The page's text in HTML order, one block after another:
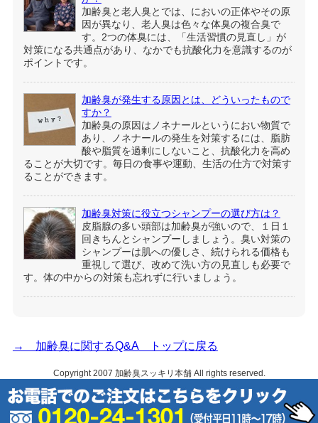
加齢臭と老人臭とでは、においの正体やその原
因が異なり、老人臭は色々な体臭の複合臭で
す。2つの体臭には、「生活習慣の見直し」が
対策になる共通点があり、なかでも抗酸化力を意識するのが
ポイントです。
加齢臭が発生する原因とは、どういったもので
すか？
加齢臭の原因はノネナールというにおい物質で
あり、ノネナールの発生を対策するには、脂肪
酸や脂質を過剰にしないこと、抗酸化力を高め
ることが大切です。毎日の食事や運動、生活の仕方で対策す
ることができます。
加齢臭対策に役立つシャンプーの選び方は？
皮脂腺の多い頭部は加齢臭が強いので、１日１
回きちんとシャンプーしましょう。臭い対策の
シャンプーは肌への優しさ、続けられる価格も
重視して選び、改めて洗い方の見直しも必要で
す。体の中からの対策も忘れずに行いましょう。
→ 加齢臭に関するQ&A トップに戻る
Copyright 2007 加齢臭スッキリ本舗All rights reserved.